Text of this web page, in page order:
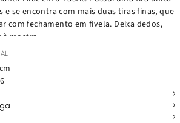
e se encontra com mais duas tiras finas, que
com fechamento em fivela. Deixa dedos,
mostra.
para deixar os looks básicos mais
pura para a sua pequena!